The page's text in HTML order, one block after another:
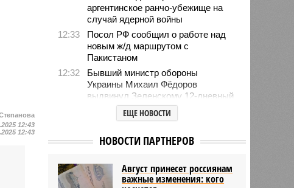
12:43
12:43
аргентинское ранчо-убежище на
случай ядерной войны
12:33
Посол РФ сообщил о работе над
новым ж/д маршрутом с
Пакистаном
12:32
Бывший министр обороны
Украины Михаил Фёдоров
выдвинул Зеленскому 12-дневный
ультиматум
Удары США лишь замедлили
подписчиков
ЕЩЕ НОВОСТИ
НОВОСТИ ПАРТНЕРОВ
Август принесет россиянам
важные изменения: кого